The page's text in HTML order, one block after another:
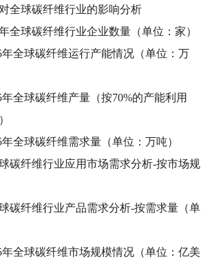
全球碳纤维行业的影响分析
全球碳纤维行业企业数量（单位：家）
年全球碳纤维运行产能情况（单位：万
年全球碳纤维产量（按70%的产能利用
年全球碳纤维需求量（单位：万吨）
碳纤维行业应用市场需求分析-按市场规
碳纤维行业产品需求分析-按需求量（单
年全球碳纤维市场规模情况（单位：亿美